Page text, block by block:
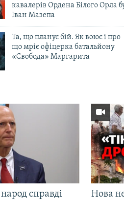
кавалерів Ордена Білого Орла
Іван Мазепа
Та, що планує бій. Як воює і про
що мріє офіцерка батальйону
«Свобода» Маргарита
справді
Нова